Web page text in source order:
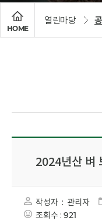
HOME
열린마당
2024년산 벼
작성자 : 관리자
조회수 : 921